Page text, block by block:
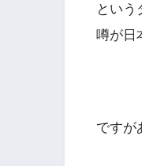
という
噂が日
ですが